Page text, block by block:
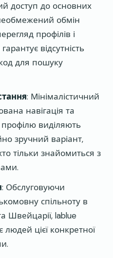
доступ до основних
обмін
профілів і
відсутність
для пошуку
: Мінімалістичний
навігація та
виділяють
зручний варіант,
тільки знайомиться з
: Обслуговуючи
спільноту в
Швейцарії, lablue
людей цієї конкретної